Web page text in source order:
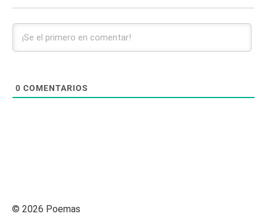
0 COMENTARIOS
© 2026 Poemas